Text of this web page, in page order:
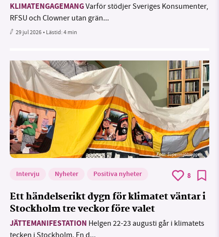
KLIMATENGAGEMANGVarför stödjer Sveriges Konsumenter,
RFSU och Clowner utan grän...
29 jul 2026• Lästid:4 min
Foto: Supermijöbloggen
Intervju Nyheter Positiva nyheter 8
Ett händelserikt dygn för klimatet väntar i
Stockholm tre veckor före valet
JÄTTEMANIFESTATION Helgen 22-23 augusti går i klimatets
tecken i Stockholm. En d...